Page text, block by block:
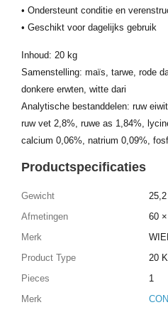
• Ondersteunt conditie en
• Geschikt voor dagelijks gebruik
Inhoud: 20 kg
Samenstelling: maïs, tarwe, rode
donkere erwten, witte dari
Analytische bestanddelen: ruw
ruw vet 2,8%, ruwe as 1,84%,
calcium 0,06%, natrium 0,09%,
Productspecificaties
Gewicht
Afmetingen
60
Merk
Product Type
20
Pieces
1
Merk